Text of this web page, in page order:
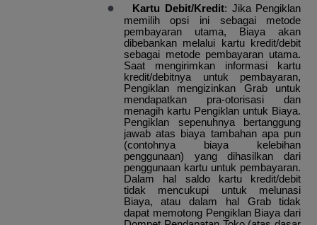
● Kartu Debit/Kredit: Jika Pengiklan
memilih opsi ini sebagai metode
pembayaran utama, Biaya akan
dibebankan melalui kartu kredit/debit
sebagai metode pembayaran utama.
Saat mengirimkan informasi kartu
kredit/debitnya untuk pembayaran,
Pengiklan mengizinkan Grab untuk
mendapatkan pra-otorisasi dan
menagih kartu Pengiklan untuk Biaya.
Pengiklan sepenuhnya bertanggung
jawab atas biaya tambahan apa pun
(contohnya biaya kelebihan
penggunaan) yang dihasilkan dari
penggunaan kartu untuk pembayaran.
Dalam hal saldo kartu kredit/debit
tidak mencukupi untuk melunasi
Biaya, atau dalam hal Grab tidak
dapat memotong Pengiklan Biaya dari